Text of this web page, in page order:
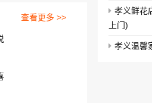
查看更多 >>
孝义鲜花
上门)
孝义温馨